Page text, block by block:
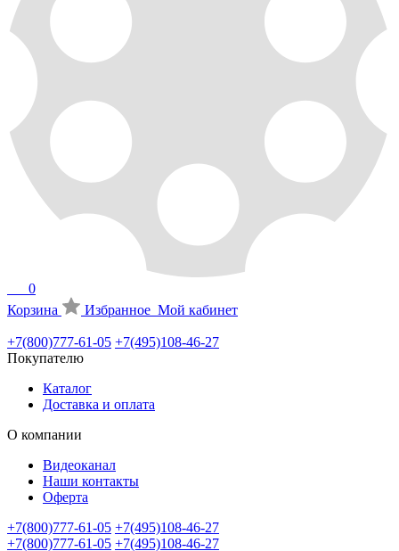
0
Корзина
Избранное Мой кабинет
+7(800)777-61-05 +7(495)108-46-27
Покупателю
Каталог
Доставка и оплата
О компании
Видеоканал
Наши контакты
Оферта
+7(800)777-61-05 +7(495)108-46-27
+7(800)777-61-05 +7(495)108-46-27